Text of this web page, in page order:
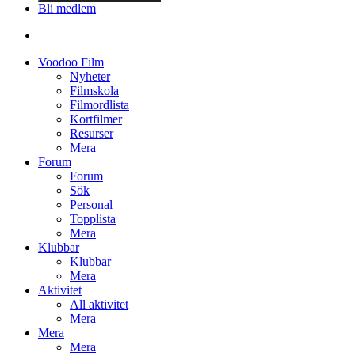
Bli medlem
Voodoo Film
Nyheter
Filmskola
Filmordlista
Kortfilmer
Resurser
Mera
Forum
Forum
Sök
Personal
Topplista
Mera
Klubbar
Klubbar
Mera
Aktivitet
All aktivitet
Mera
Mera
Mera